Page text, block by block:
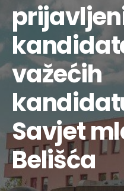
važećih
Savjet
Belišća